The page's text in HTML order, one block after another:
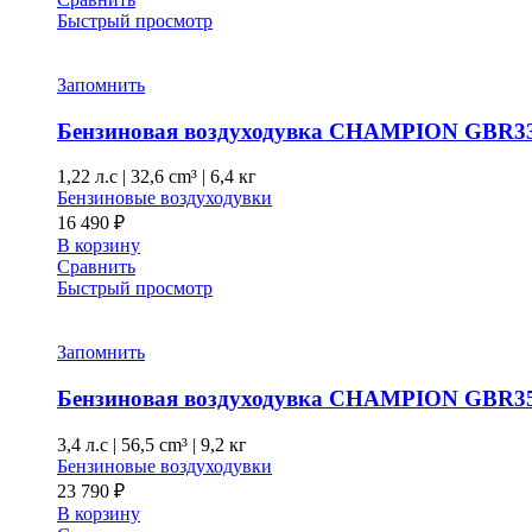
Быстрый просмотр
Запомнить
Бензиновая воздуходувка CHAMPION
1,22 л.с | 32,6 cm³ | 6,4 кг
Бензиновые воздуходувки
16 490 ₽
В корзину
Сравнить
Быстрый просмотр
Запомнить
Бензиновая воздуходувка CHAMPION
3,4 л.с | 56,5 cm³ | 9,2 кг
Бензиновые воздуходувки
23 790 ₽
В корзину